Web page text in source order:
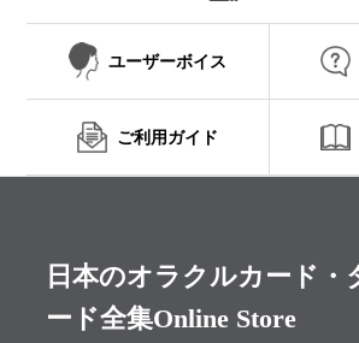
ユーザーボイス
ご利用ガイド
日本のオラクルカード・
ード全集Online Store